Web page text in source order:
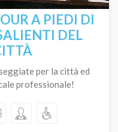
A PIEDI DI
DEL
per la città ed
professionale!